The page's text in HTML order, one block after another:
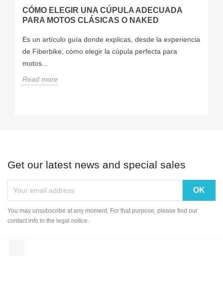
CÓMO ELEGIR UNA CÚPULA ADECUADA
PARA MOTOS CLÁSICAS O NAKED
Es un artículo guía donde explicas, desde la experiencia
de Fiberbike, cómo elegir la cúpula perfecta para
motos...
Read more
Get our latest news and special sales
You may unsubscribe at any moment. For that purpose, please find our
contact info in the legal notice.